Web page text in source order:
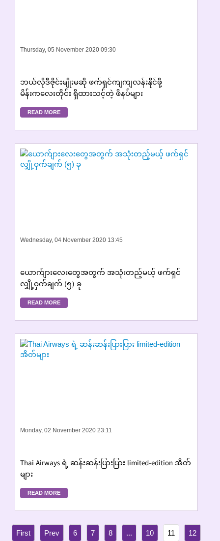
Thursday, 05 November 2020 09:30
ဘယ်လိုဒီဇိုင်းမျိုးမဆို ဖက်ရှင်ကျကျလန်းနိုင်ဖို့
မိန်းကလေးတိုင်း ရှိထားသင့်တဲ့ ဖိနပ်များ
READ MORE
Wednesday, 04 November 2020 13:45
ယောက်ျားလေးတွေအတွက် အသုံးတည့်မယ့် ဖက်ရှင်
လျှို့ဝှက်ချက် (၅) ခု
READ MORE
Monday, 02 November 2020 23:11
Thai Airways ရဲ့ ဆန်းဆန်းပြားပြား limited-edition အိတ်
များ
READ MORE
6 7 8 ... 10 11 12